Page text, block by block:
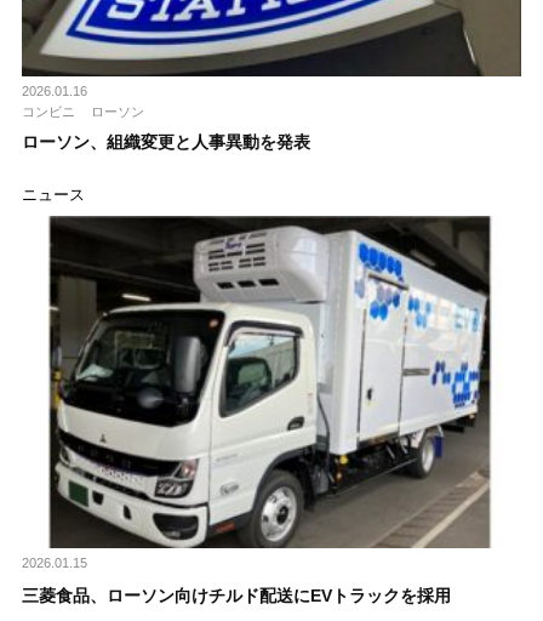
2026.01.16
コンビニ
ローソン
ローソン、組織変更と人事異動を発表
ニュース
2026.01.15
三菱食品、ローソン向けチルド配送にEVトラックを採用